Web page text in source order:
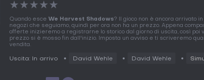
★★★★★
Quando esce We Harvest Shadows? Il gioco non è ancora arrivato
negozi che seguiamo, quindi per ora non ha un prezzo. Appena
offerte inizieremo a registrarne lo storico dal giorno di uscita, così poi
prezzo si è mosso fin dall'inizio. Imposta un avviso e ti scriveremo
vendita.
Uscita: In arrivo David Wehle David Wehle